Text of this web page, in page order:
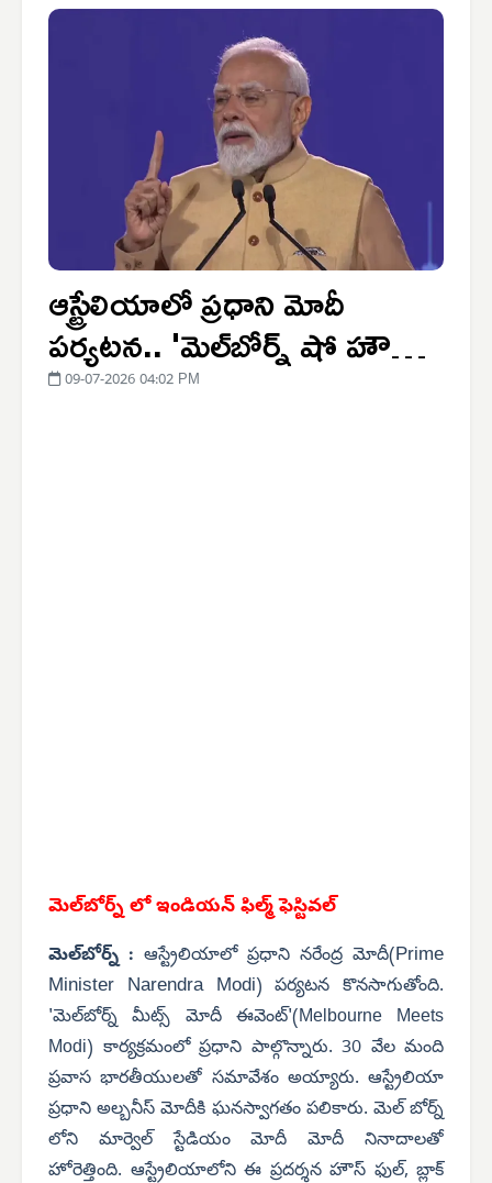
ఆస్ట్రేలియాలో ప్రధాని మోదీ
పర్యటన.. 'మెల్‌బోర్న్ షో హౌస్
ఫుల్.. బ్లాక్ బస్టర్'
09-07-2026 04:02 PM
మెల్‌బోర్న్ లో ఇండియన్ ఫిల్మ్ ఫెస్టివల్
మెల్‌బోర్న్ : ఆస్ట్రేలియాలో ప్రధాని నరేంద్ర మోదీ(Prime
Minister Narendra Modi) పర్యటన కొనసాగుతోంది.
'మెల్‌బోర్న్మీట్స్ మోదీ ఈవెంట్'(Melbourne Meets
Modi) కార్యక్రమంలో ప్రధాని పాల్గొన్నారు. 30 వేల మంది
ప్రవాస భారతీయులతో సమావేశం అయ్యారు. ఆస్ట్రేలియా
ప్రధాని అల్బనీస్ మోదీకి ఘనస్వాగతం పలికారు. మెల్ బోర్న్
లోని మార్వెల్ స్టేడియం మోదీ మోదీ నినాదాలతో
హోరెత్తింది. ఆస్ట్రేలియాలోని ఈ ప్రదర్శన హౌస్ ఫుల్, బ్లాక్